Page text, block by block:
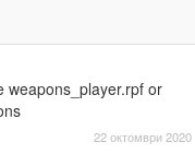
weapons_player.rpf or
22 октомври 2020